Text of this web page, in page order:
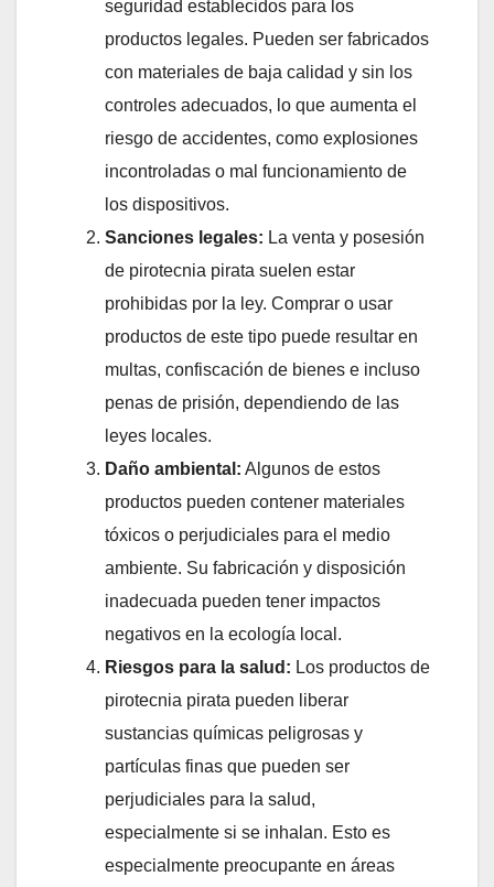
seguridad establecidos para los
productos legales. Pueden ser fabricados
con materiales de baja calidad y sin los
controles adecuados, lo que aumenta el
riesgo de accidentes, como explosiones
incontroladas o mal funcionamiento de
los dispositivos.
Sanciones legales: La venta y posesión
de pirotecnia pirata suelen estar
prohibidas por la ley. Comprar o usar
productos de este tipo puede resultar en
multas, confiscación de bienes e incluso
penas de prisión, dependiendo de las
leyes locales.
Daño ambiental: Algunos de estos
productos pueden contener materiales
tóxicos o perjudiciales para el medio
ambiente. Su fabricación y disposición
inadecuada pueden tener impactos
negativos en la ecología local.
Riesgos para la salud: Los productos de
pirotecnia pirata pueden liberar
sustancias químicas peligrosas y
partículas finas que pueden ser
perjudiciales para la salud,
especialmente si se inhalan. Esto es
especialmente preocupante en áreas